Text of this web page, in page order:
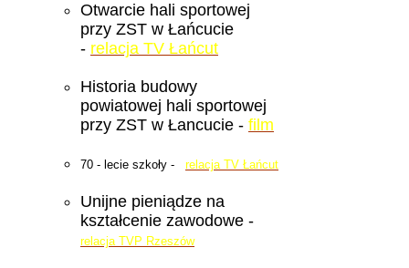
Otwarcie hali sportowej
przy ZST w Łańcucie
- relacja TV Łańcut
Historia budowy
powiatowej hali sportowej
przy ZST w Łancucie - film
70 - lecie szkoły - relacja TV Łańcut
Unijne pieniądze na
kształcenie zawodowe -
relacja TVP Rzeszów